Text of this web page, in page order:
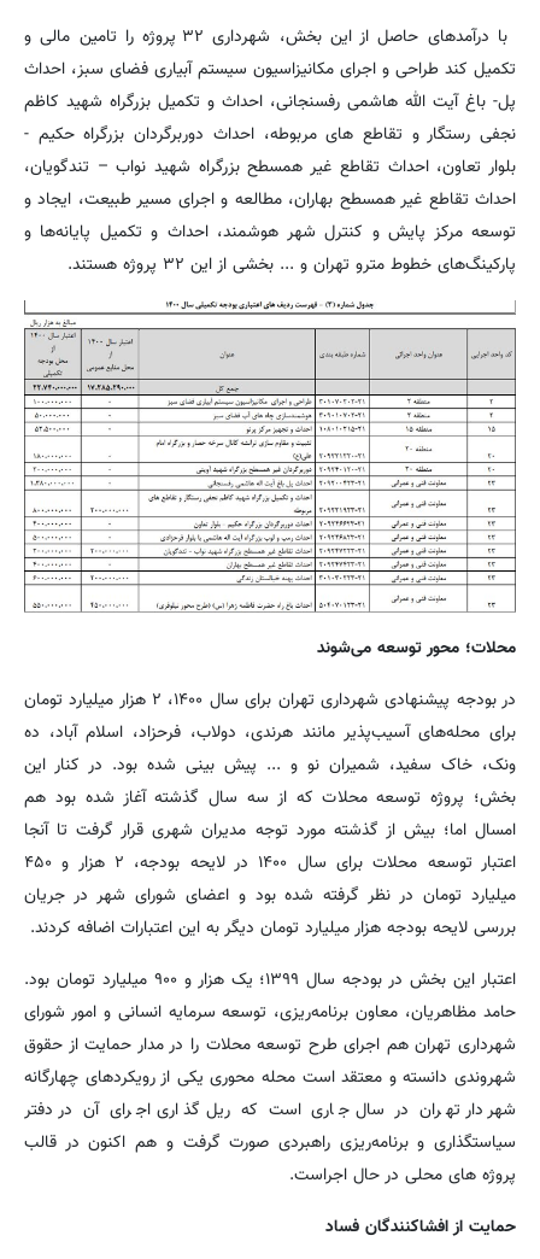
با درآمدهای حاصل از این بخش، شهرداری ۳۲ پروژه را تامین مالی و
تکمیل کند طراحی و اجرای مکانیزاسیون سیستم آبیاری فضای سبز، احداث
پل- باغ آیت الله هاشمی رفسنجانی، احداث و تکمیل بزرگراه شهید کاظم
نجفی رستگار و تقاطع های مربوطه، احداث دوربرگردان بزرگراه حکیم -
بلوار تعاون، احداث تقاطع غیر همسطح بزرگراه شهید نواب – تندگویان،
احداث تقاطع غیر همسطح بهاران، مطالعه و اجرای مسیر طبیعت، ایجاد و
توسعه مرکز پایش و کنترل شهر هوشمند، احداث و تکمیل پایانه‌ها و
پارکینگ‌های خطوط مترو تهران و ... بخشی از این ۳۲ پروژه هستند.
محلات؛ محور توسعه می‌شوند
در بودجه پیشنهادی شهرداری تهران برای سال ۱۴۰۰، ۲ هزار میلیارد تومان
برای محله‌های آسیب‌پذیر مانند هرندی، دولاب، فرحزاد، اسلام آباد، ده
ونک، خاک سفید، شمیران نو و ... پیش بینی شده بود. در کنار این
بخش؛ پروژه توسعه محلات که از سه سال گذشته آغاز شده بود هم
امسال اما؛ بیش از گذشته مورد توجه مدیران شهری قرار گرفت تا آنجا
اعتبار توسعه محلات برای سال ۱۴۰۰ در لایحه بودجه، ۲ هزار و ۴۵۰
میلیارد تومان در نظر گرفته شده بود و اعضای شورای شهر در جریان
بررسی لایحه بودجه هزار میلیارد تومان دیگر به این اعتبارات اضافه کردند.
اعتبار این بخش در بودجه سال ۱۳۹۹؛ یک هزار و ۹۰۰ میلیارد تومان بود.
حامد مظاهریان، معاون برنامه‌ریزی، توسعه سرمایه انسانی و امور شورای
شهرداری تهران هم اجرای طرح توسعه محلات را در مدار حمایت از حقوق
شهروندی دانسته و معتقد است محله محوری یکی از رویکردهای چهارگانه
شهردار تهران در سال جاری است که ریل گذاری اجرای آن در دفتر
سیاستگذاری و برنامه‌ریزی راهبردی صورت گرفت و هم اکنون در قالب
پروژه های محلی در حال اجراست.
حمایت از افشاکنندگان فساد